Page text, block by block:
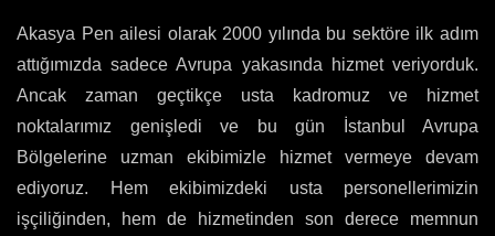
Akasya Pen ailesi olarak 2000 yılında bu sektöre ilk adım
attığımızda sadece Avrupa yakasında hizmet veriyorduk.
Ancak zaman geçtikçe usta kadromuz ve hizmet
noktalarımız genişledi ve bu gün İstanbul Avrupa
Bölgelerine uzman ekibimizle hizmet vermeye devam
ediyoruz. Hem ekibimizdeki usta personellerimizin
işçiliğinden, hem de hizmetinden son derece memnun